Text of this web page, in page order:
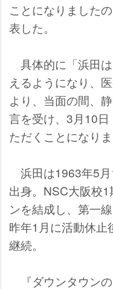
ことになりました
表した。
具体的に「浜田
えるようになり、
より、当面の間、
言を受け、3月10
ただくことになり
浜田は1963年5
出身。NSC大阪校
ンを結成し、第一
昨年1月に活動休止
継続。
『ダウンタウンの